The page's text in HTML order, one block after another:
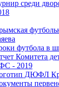
среди
футбола в
Комитета
- 2019
ДЮФЛ